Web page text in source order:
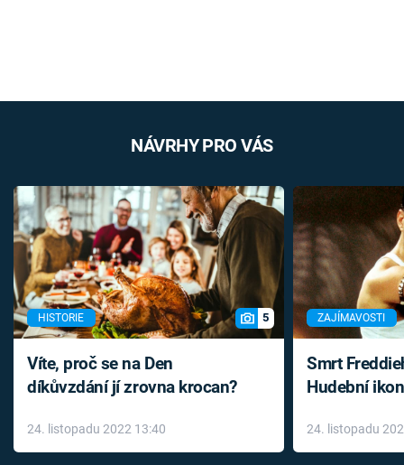
NÁVRHY PRO VÁS
HISTORIE 5
Víte, proč se na Den
díkůvzdání jí zrovna krocan?
24. listopadu 2022 13:40
ZAJÍMAVOSTI
Smrt
Hudební
léky
24. listopadu